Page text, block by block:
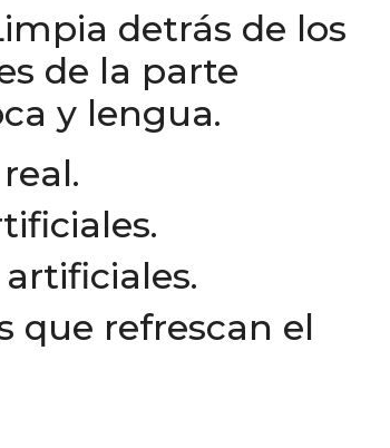
detrás de los
de la parte
y lengua.
que refrescan el